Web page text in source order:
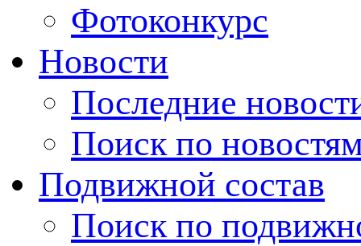
Фотоконкурс
Новости
Последние
Поиск по
Подвижной состав
Поиск по